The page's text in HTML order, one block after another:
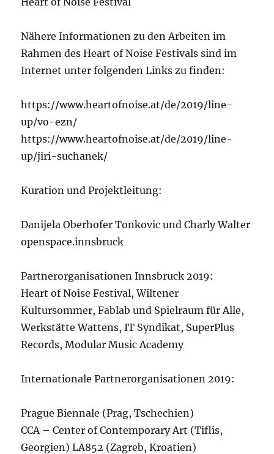
Nähere Informationen zu den Arbeiten im
Rahmen des Heart of Noise Festivals sind im
Internet unter folgenden Links zu finden:
https://www.heartofnoise.at/de/2019/line-
up/vo-ezn/
https://www.heartofnoise.at/de/2019/line-
up/jiri-suchanek/
Kuration und Projektleitung:
Danijela Oberhofer Tonkovic und Charly Walter
openspace.innsbruck
Partnerorganisationen Innsbruck 2019:
Heart of Noise Festival, Wiltener
Kultursommer, Fablab und Spielraum für Alle,
Werkstätte Wattens, IT Syndikat, SuperPlus
Records, Modular Music Academy
Internationale Partnerorganisationen 2019:
Prague Biennale (Prag, Tschechien)
CCA – Center of Contemporary Art (Tiflis,
Georgien) LA852 (Zagreb, Kroatien)